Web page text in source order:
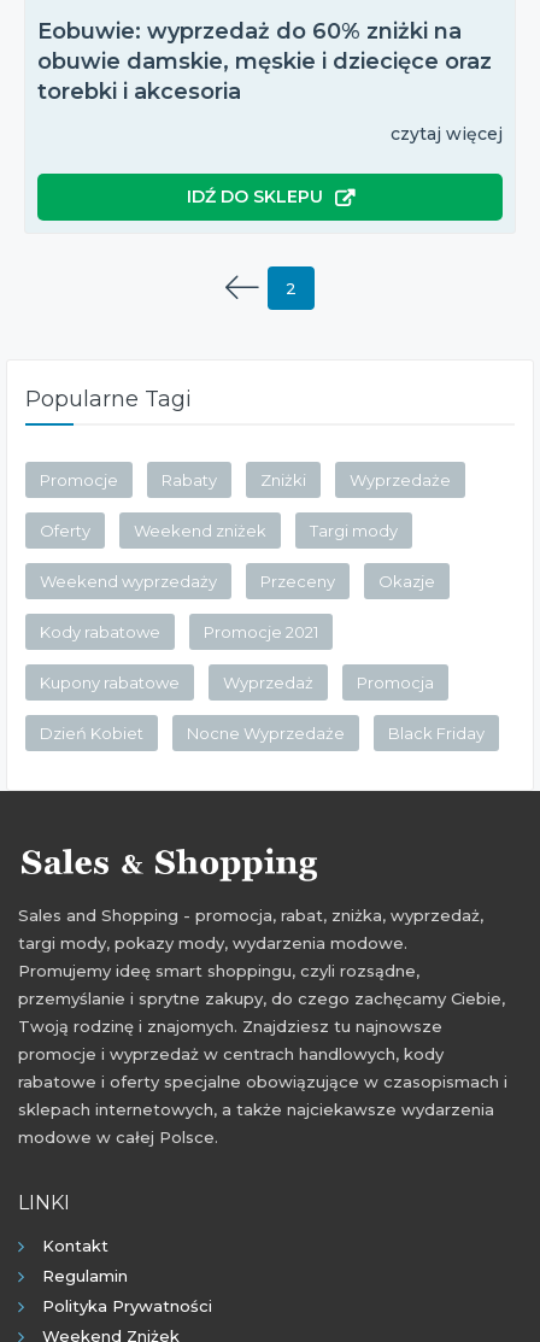
Eobuwie: wyprzedaż do 60% zniżki na
obuwie damskie, męskie i dziecięce oraz
torebki i akcesoria
czytaj więcej
IDŹ DO SKLEPU
2
Popularne Tagi
Promocje Rabaty Zniżki Wyprzedaże
Oferty Weekend zniżek Targi mody
Weekend wyprzedaży Przeceny Okazje
Kody rabatowe Promocje 2021
Kupony rabatowe Wyprzedaż Promocja
Dzień Kobiet Nocne Wyprzedaże Black Friday
Sales and Shopping - promocja, rabat, zniżka, wyprzedaż,
targi mody, pokazy mody, wydarzenia modowe.
Promujemy ideę smart shoppingu, czyli rozsądne,
przemyślanie i sprytne zakupy, do czego zachęcamy Ciebie,
Twoją rodzinę i znajomych. Znajdziesz tu najnowsze
promocje i wyprzedaż w centrach handlowych, kody
rabatowe i oferty specjalne obowiązujące w czasopismach i
sklepach internetowych, a także najciekawsze wydarzenia
modowe w całej Polsce.
LINKI
Kontakt
Regulamin
Polityka Prywatności
Weekend Zniżek